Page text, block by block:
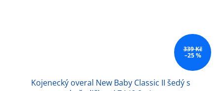
339 Kč
–25 %
Kojenecký overal New Baby Classic II šedý s